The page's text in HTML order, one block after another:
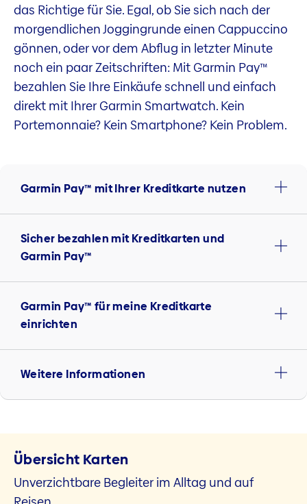
das Richtige für Sie. Egal, ob Sie sich nach der
morgendlichen Joggingrunde einen Cappuccino
gönnen, oder vor dem Abflug in letzter Minute
noch ein paar Zeitschriften: Mit Garmin Pay™
bezahlen Sie Ihre Einkäufe schnell und einfach
direkt mit Ihrer Garmin Smartwatch. Kein
Portemonnaie? Kein Smartphone? Kein Problem.
Garmin Pay™ mit Ihrer Kreditkarte nutzen
Sicher bezahlen mit Kreditkarten und
Garmin Pay™
Garmin Pay™ für meine Kreditkarte
einrichten
Weitere Informationen
Übersicht Karten
Unverzichtbare Begleiter im Alltag und auf